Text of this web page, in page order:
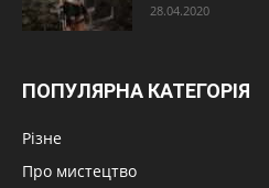
28.04.2020
ПОПУЛЯРНА КАТЕГОРІЯ
Різне
Про мистецтво